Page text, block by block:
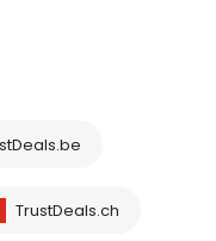
TrustDeals.ch